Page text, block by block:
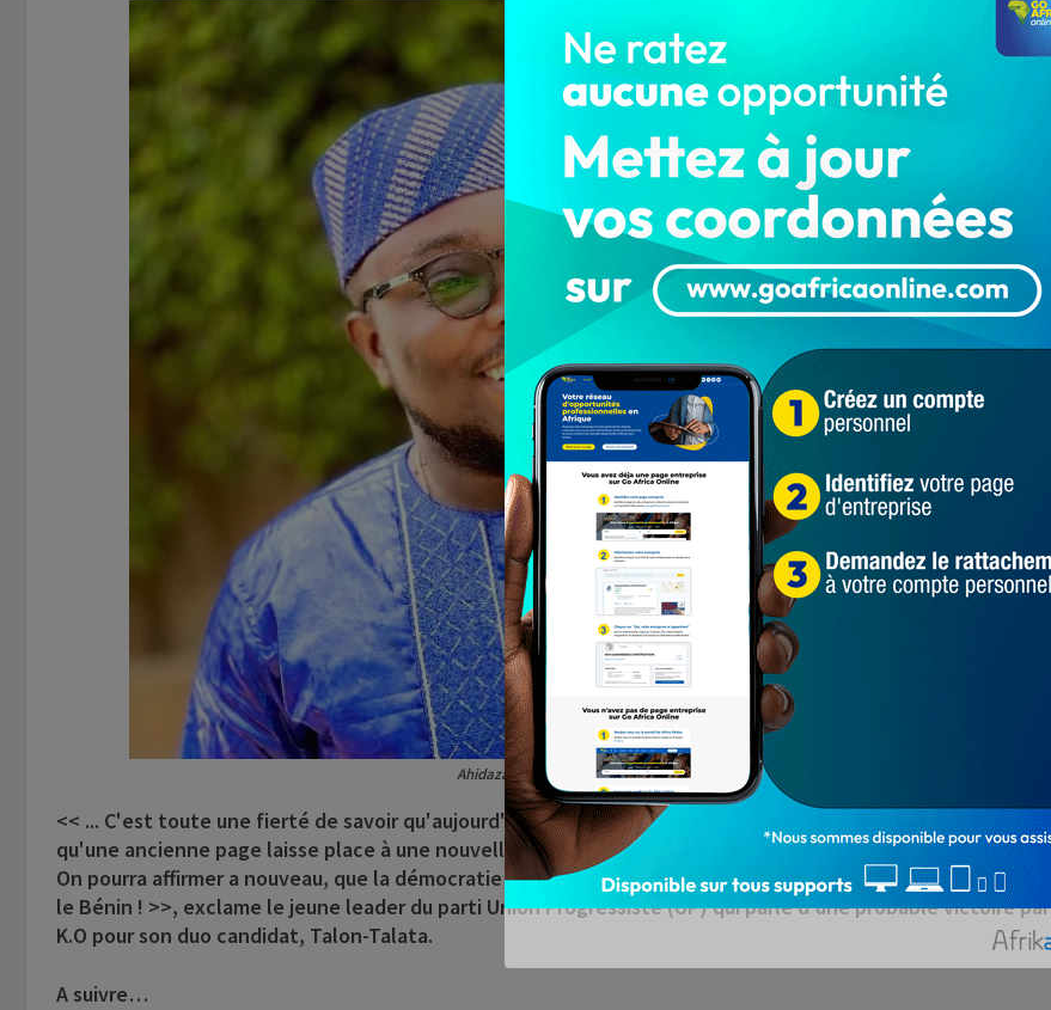
Ahidazan Renaldo HOUANGNI
<< ... C'est toute une fierté de savoir qu'aujourd'hui 11 avril 2021, tout s'est déroulé sans anicroche, pour
qu'une ancienne page laisse place à une nouvelle, au yeux du monde entier désormais...>>, éclaire-t-il. <<
On pourra affirmer a nouveau, que la démocratie béninoise a grandement triomphé, malgré tout. Ici, c'est
le Bénin ! >>, exclame le jeune leader du parti Union Progressiste (UP) qui parle d’une probable victoire par
K.O pour son duo candidat, Talon-Talata.
A suivre…